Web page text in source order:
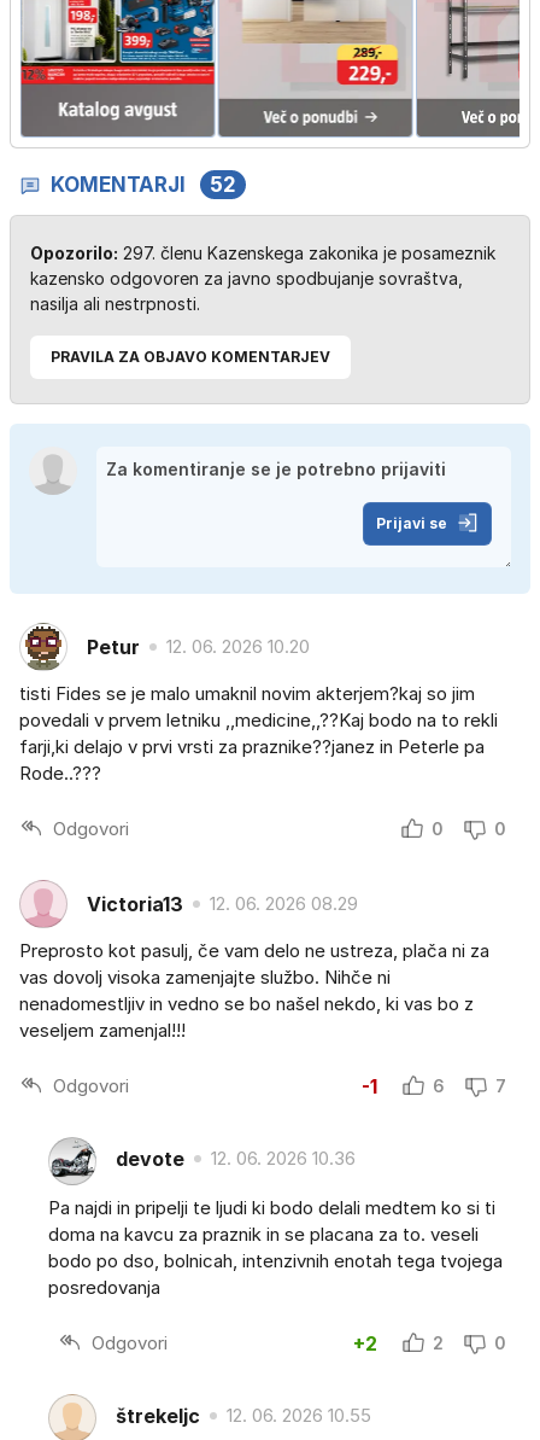
KOMENTARJI 52
Opozorilo: 297. členu Kazenskega zakonika je posameznik
kazensko odgovoren za javno spodbujanje sovraštva,
nasilja ali nestrpnosti.
PRAVILA ZA OBJAVO KOMENTARJEV
Prijavi se
Petur 12. 06. 2026 10.20
tisti Fides se je malo umaknil novim akterjem?kaj so jim
povedali v prvem letniku ,,medicine,,??Kaj bodo na to rekli
farji,ki delajo v prvi vrsti za praznike??janez in Peterle pa
Rode..???
Odgovori 0 0
Victoria13 12. 06. 2026 08.29
Preprosto kot pasulj, če vam delo ne ustreza, plača ni za
vas dovolj visoka zamenjajte službo. Nihče ni
nenadomestljiv in vedno se bo našel nekdo, ki vas bo z
veseljem zamenjal!!!
Odgovori -1 6 7
devote 12. 06. 2026 10.36
Pa najdi in pripelji te ljudi ki bodo delali medtem ko si ti
doma na kavcu za praznik in se placana za to. veseli
bodo po dso, bolnicah, intenzivnih enotah tega tvojega
posredovanja
Odgovori +2 2 0
štrekeljc 12. 06. 2026 10.55